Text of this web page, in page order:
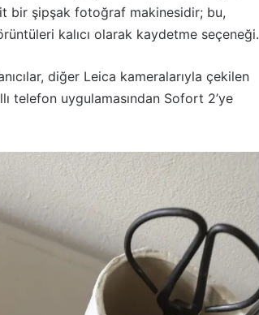
bir şipşak fotoğraf makinesidir; bu,
kalıcı olarak kaydetme seçeneği.
diğer Leica kameralarıyla çekilen
telefon uygulamasından Sofort 2’ye